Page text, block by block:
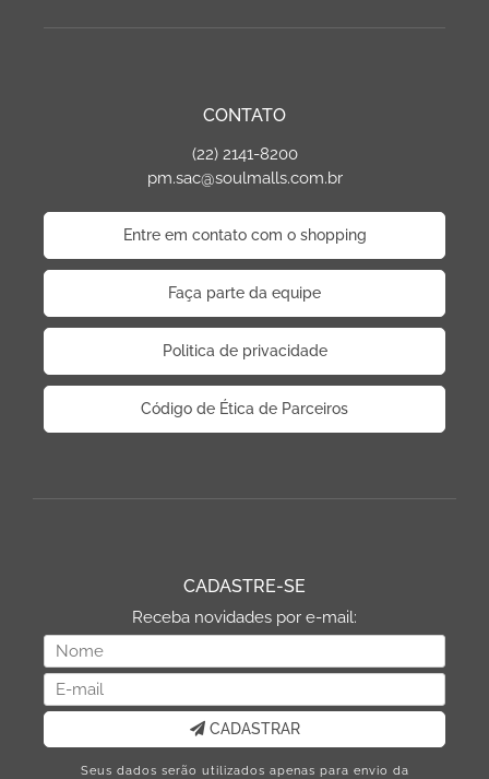
CONTATO
(22) 2141-8200
pm.sac@soulmalls.com.br
Entre em contato com o shopping
Faça parte da equipe
Politica de privacidade
Código de Ética de Parceiros
CADASTRE-SE
Receba novidades por e-mail:
CADASTRAR
Seus dados serão utilizados apenas para envio da